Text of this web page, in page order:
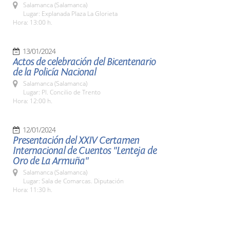
Salamanca (Salamanca)
Lugar: Explanada Plaza La Glorieta
Hora: 13:00 h.
13/01/2024
Actos de celebración del Bicentenario
de la Policía Nacional
Salamanca (Salamanca)
Lugar: Pl. Concilio de Trento
Hora: 12:00 h.
12/01/2024
Presentación del XXIV Certamen
Internacional de Cuentos "Lenteja de
Oro de La Armuña"
Salamanca (Salamanca)
Lugar: Sala de Comarcas. Diputación
Hora: 11:30 h.